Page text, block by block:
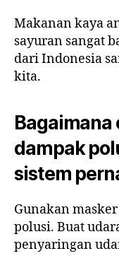
Makanan kaya
sayuran sangat
dari Indonesia
kita.
dampak
sistem
Gunakan
polusi. Buat
penyaringan